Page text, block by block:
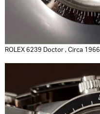
ROLEX 6239 Doctor , Circa 1966